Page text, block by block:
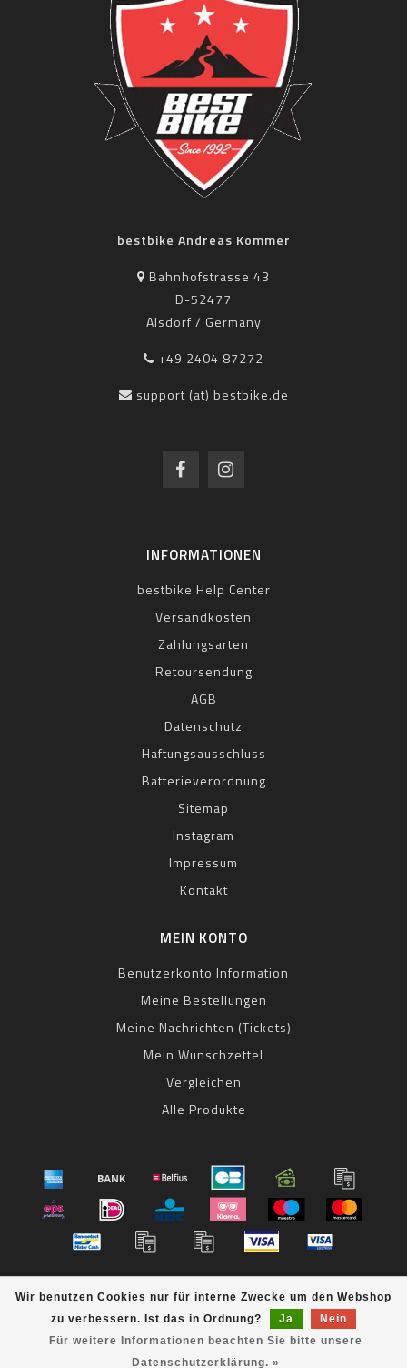
Wir benutzen Cookies nur für interne Zwecke um den Webshop
zu verbessern. Ist das in Ordnung?
Ja
Nein
Für weitere Informationen beachten Sie bitte unsere
Datenschutzerklärung. »
bestbike Andreas Kommer
Bahnhofstrasse 43
D-52477
Alsdorf / Germany
+49 2404 87272
support (at) bestbike.de
INFORMATIONEN
bestbike Help Center
Versandkosten
Zahlungsarten
Retoursendung
AGB
Datenschutz
Haftungsausschluss
Batterieverordnung
Sitemap
Instagram
Impressum
Kontakt
MEIN KONTO
Benutzerkonto Information
Meine Bestellungen
Meine Nachrichten (Tickets)
Mein Wunschzettel
Vergleichen
Alle Produkte
© Copyright 2026 bestbike RADSPORT Andreas Kommer -
Powered byLightspeed- Theme byDyvelopment
bestbike scores a /10 out of klantbeoordelingen at